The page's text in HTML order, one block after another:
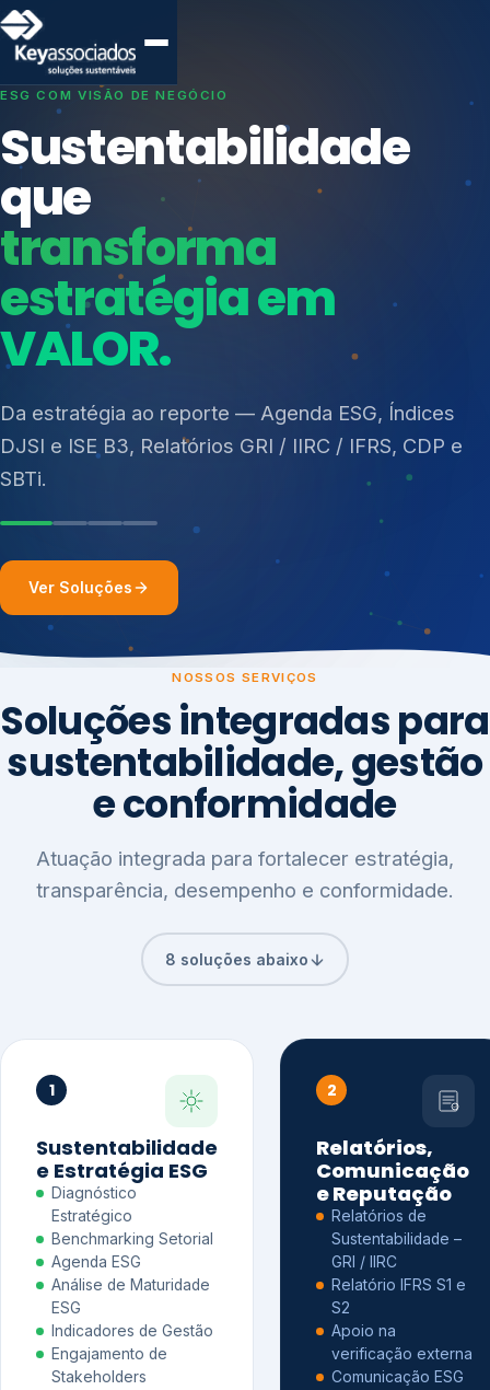
SISTEMAS DE GESTÃO OTIMIZADOS E INTEGRADOS
Conformidade que
protege seu
negócio.
Consultoria, auditoria e treinamentos em ISO 27001,
ISO 27701, ISO 42001, ISO 37001, ISO 9001, ISO
resíduos sólidos (PGRS/PMGRS).
Índices de Mercado
Mudanças Climáticas
Reputação e Cadeia
Reporte Regulatório
Ver Soluções
NOSSOS SERVIÇOS
Soluções integradas para
sustentabilidade, gestão
e conformidade
Atuação integrada para fortalecer estratégia,
transparência, desempenho e conformidade.
8 soluções abaixo
1
Sustentabilidade
e Estratégia ESG
Diagnóstico
Estratégico
Benchmarking Setorial
Agenda ESG
Análise de Maturidade
ESG
Indicadores de Gestão
Engajamento de
Stakeholders
2
Relatórios,
Comunicação
e Reputação
Relatórios de
Sustentabilidade –
GRI / IIRC
Relatório IFRS S1 e
S2
Apoio na
verificação externa
Comunicação ESG